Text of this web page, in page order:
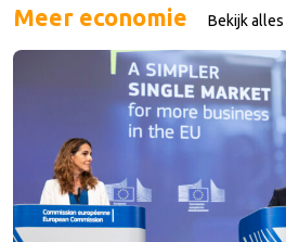
Meer economie Bekijk alles